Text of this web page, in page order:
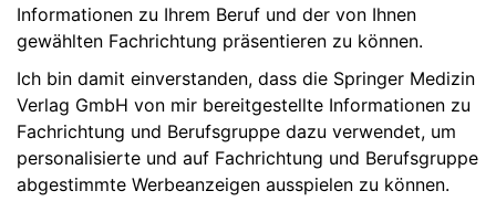
Informationen zu Ihrem Beruf und der von Ihnen
gewählten Fachrichtung präsentieren zu können.
Ich bin damit einverstanden, dass die Springer Medizin
Verlag GmbH von mir bereitgestellte Informationen zu
Fachrichtung und Berufsgruppe dazu verwendet, um
personalisierte und auf Fachrichtung und Berufsgruppe
abgestimmte Werbeanzeigen ausspielen zu können.